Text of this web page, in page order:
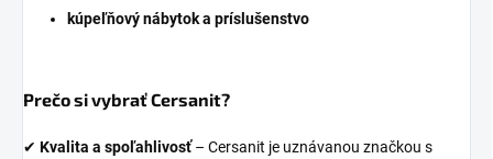
kúpeľňový nábytok a príslušenstvo
Prečo si vybrať Cersanit?
✔ Kvalita a spoľahlivosť– Cersanit je uznávanou značkou s